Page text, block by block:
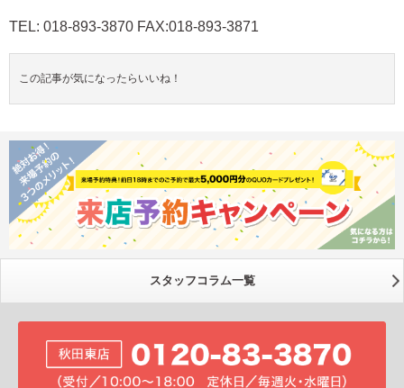
TEL: 018-893-3870 FAX:018-893-3871
この記事が気になったらいいね！
スタッフコラム一覧